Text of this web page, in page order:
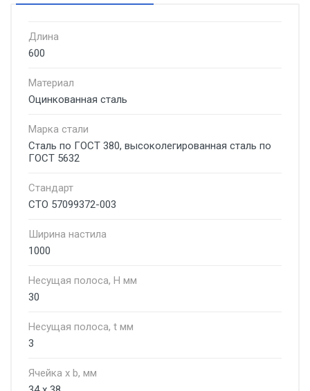
Длина
600
Материал
Оцинкованная сталь
Марка стали
Сталь по ГОСТ 380, высоколегированная сталь по
ГОСТ 5632
Стандарт
СТО 57099372-003
Ширина настила
1000
Несущая полоса, H мм
30
Несущая полоса, t мм
3
Ячейкa x b, мм